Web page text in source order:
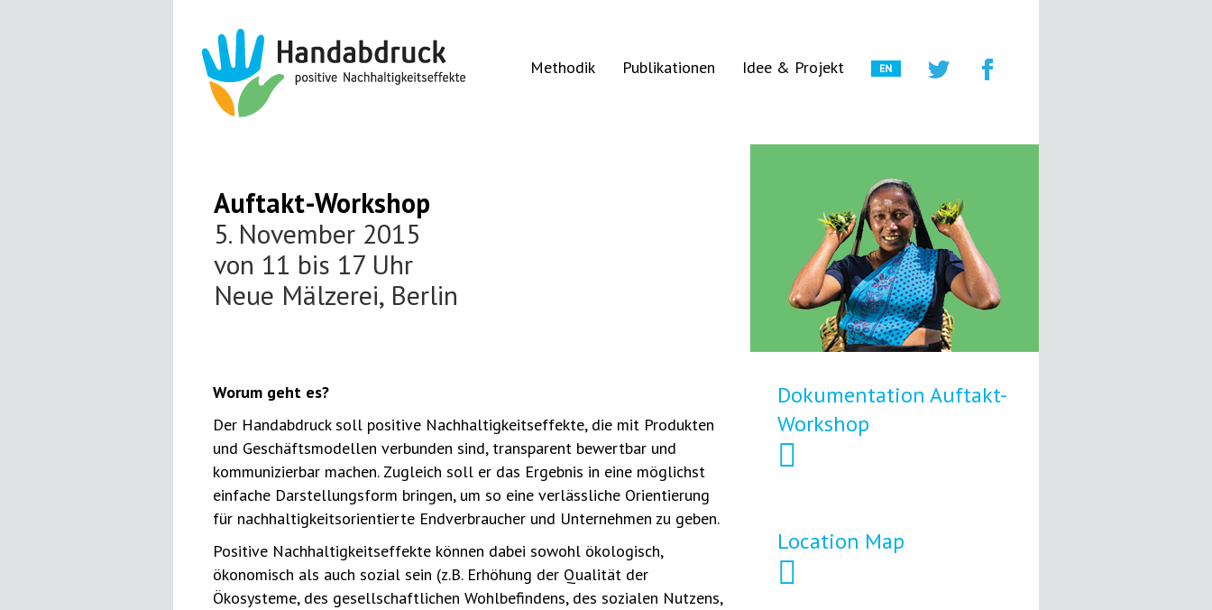
Methodik Publikationen Idee & Projekt
Auftakt-Workshop
5. November 2015
von 11 bis 17 Uhr
Neue Mälzerei, Berlin
Worum geht es?
Der Handabdruck soll positive Nachhaltigkeitseffekte, die mit Produkten
und Geschäftsmodellen verbunden sind, transparent bewertbar und
kommunizierbar machen. Zugleich soll er das Ergebnis in eine möglichst
einfache Darstellungsform bringen, um so eine verlässliche Orientierung
für nachhaltigkeitsorientierte Endverbraucher und Unternehmen zu geben.
Positive Nachhaltigkeitseffekte können dabei sowohl ökologisch,
ökonomisch als auch sozial sein (z.B. Erhöhung der Qualität der
Ökosysteme, des gesellschaftlichen Wohlbefindens, des sozialen Nutzens,
Dokumentation Auftakt-
Workshop
Location Map